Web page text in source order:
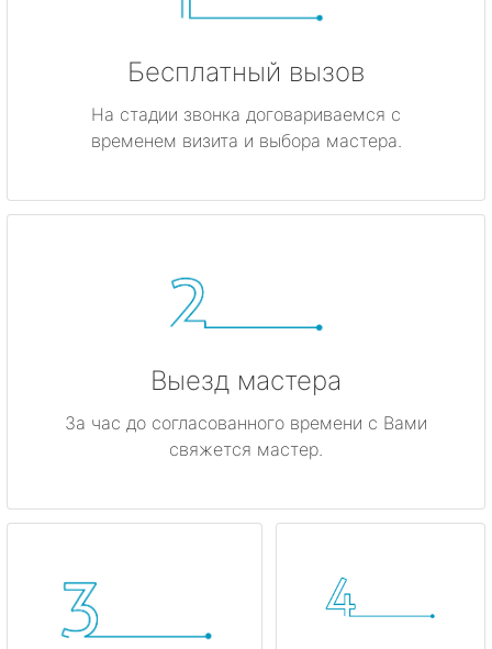
Бесплатный вызов
На стадии звонка договариваемся с
временем визита и выбора мастера.
Выезд мастера
За час до согласованного времени с Вами
свяжется мастер.